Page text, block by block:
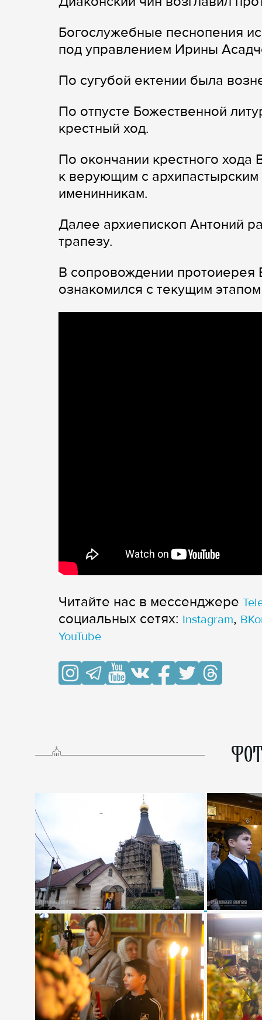
Богослужебные песнопения
под управлением Ирины
По сугубой ектении была
По отпусте Божественной
крестный ход.
По окончании крестного
к верующим с
именинникам.
Далее архиепископ Антоний
трапезу.
В сопровождении протоиерея
ознакомился с текущим
Читайте нас в мессенджере
cоциальных сетях: Instagram,
YouTube